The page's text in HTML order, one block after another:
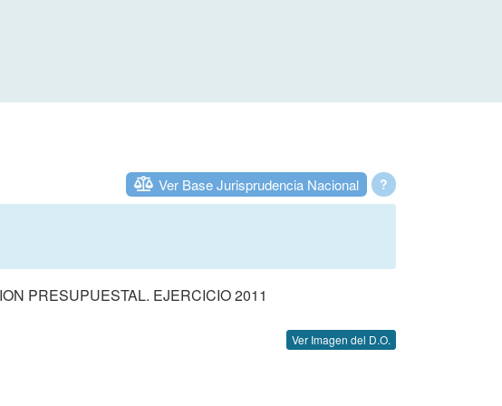
?
Ver Base Jurisprudencia Nacional
PRESUPUESTAL. EJERCICIO 2011
Ver Imagen del D.O.